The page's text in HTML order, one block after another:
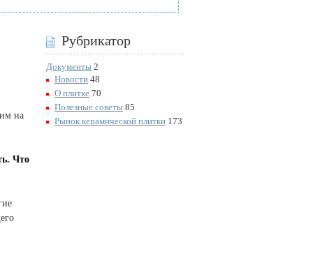
на
Что
Рубрикатор
Документы 2
Новости 48
О плитке 70
Полезные советы 85
Рынок керамической плитки 173